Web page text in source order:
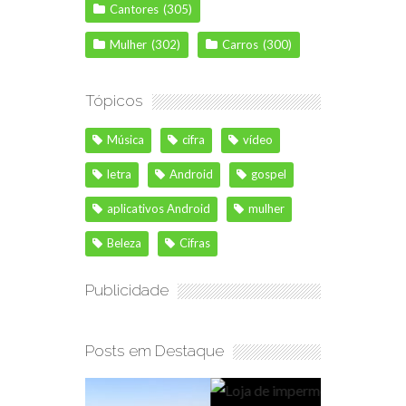
Cantores (305)
Mulher (302) Carros (300)
Tópicos
Música cifra vídeo
letra Android gospel
aplicativos Android mulher
Beleza Cifras
Publicidade
Posts em Destaque